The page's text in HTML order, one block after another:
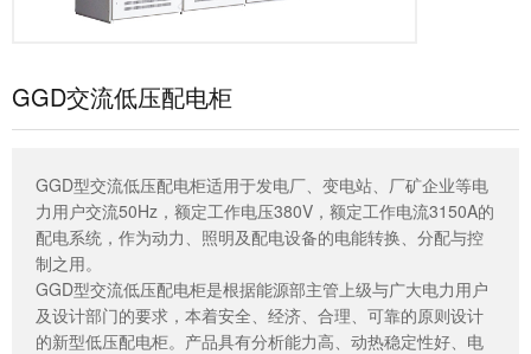
GGD交流低压配电柜
GGD型交流低压配电柜适用于发电厂、变电站、厂矿企业等电
力用户交流50Hz，额定工作电压380V，额定工作电流3150A的
配电系统，作为动力、照明及配电设备的电能转换、分配与控
制之用。
GGD型交流低压配电柜是根据能源部主管上级与广大电力用户
及设计部门的要求，本着安全、经济、合理、可靠的原则设计
的新型低压配电柜。产品具有分析能力高、动热稳定性好、电